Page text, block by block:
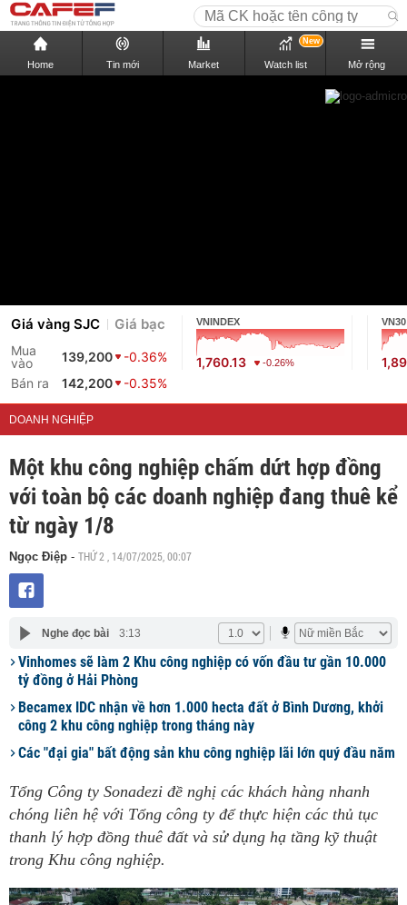
Home Tin mới Market Watch list
New
Mở rộng
Giá vàng SJC Giá bạc
Mua
vào
139,200
-0.36%
Bán ra
142,200 -0.35%
VNINDEX
1,760.13 -0.26%
VN30
DOANH NGHIỆP
Một khu công nghiệp chấm dứt hợp đồng
với toàn bộ các doanh nghiệp đang thuê kể
từ ngày 1/8
Ngọc Điệp - THỨ 2 , 14/07/2025, 00:07
Nghe đọc bài 3:13
Vinhomes sẽ làm 2 Khu công nghiệp có vốn đầu tư gần 10.000
tỷ đồng ở Hải Phòng
Becamex IDC nhận về hơn 1.000 hecta đất ở Bình Dương, khởi
công 2 khu công nghiệp trong tháng này
Các "đại gia" bất động sản khu công nghiệp lãi lớn quý đầu năm
Tổng Công ty Sonadezi đề nghị các khách hàng nhanh
chóng liên hệ với Tổng công ty để thực hiện các thủ tục
thanh lý hợp đồng thuê đất và sử dụng hạ tầng kỹ thuật
trong Khu công nghiệp.